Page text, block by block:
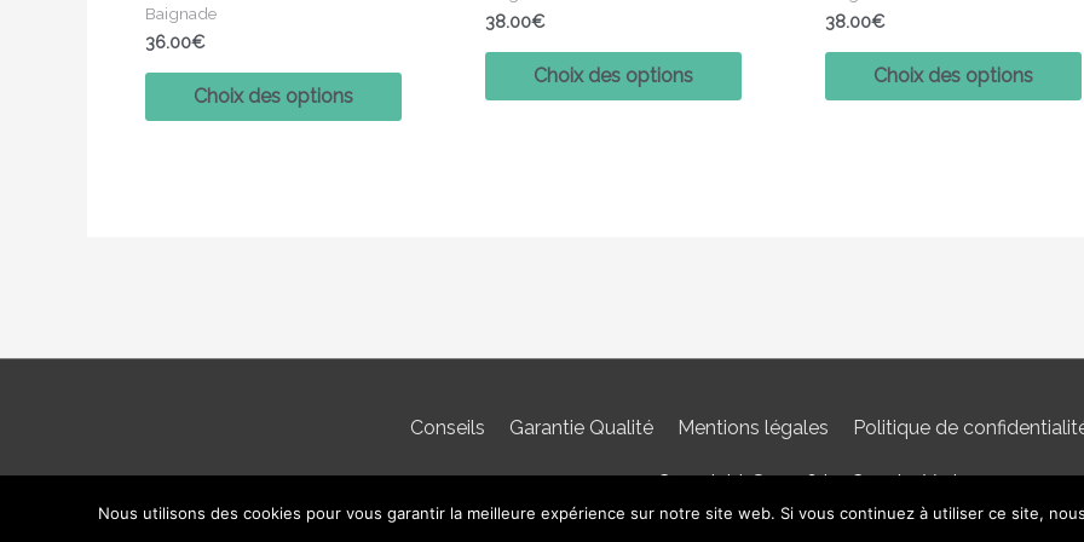
Baignade
36.00€
Choix des options
38.00€
Choix des options
38.00€
Choix des options
Conseils Garantie Qualité Mentions légales Politique de
Copyright © 2026 La Couche Verte
Nous utilisons des cookies pour vous garantir la meilleure expérience sur notre site web. Si vous continuez à utiliser ce site,